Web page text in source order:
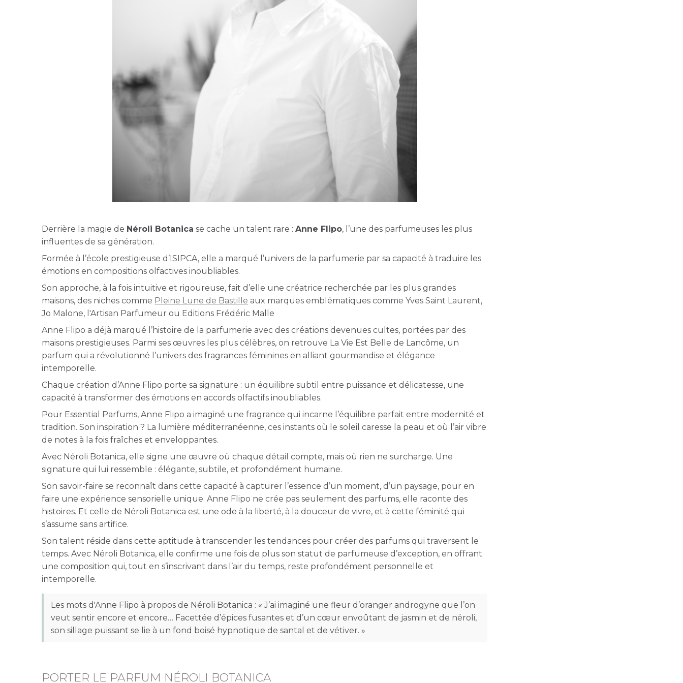
Derrière la magie de Néroli Botanica se cache un talent rare :Anne Flipo, l’une des parfumeuses les plus
influentes de sa génération.
Formée à l’école prestigieuse d’ISIPCA, elle a marqué l’univers de la parfumerie par sa capacité à traduire les
émotions en compositions olfactives inoubliables.
Son approche, à la fois intuitive et rigoureuse, fait d’elle une créatrice recherchée par les plus grandes
maisons, des niches comme Pleine Lune de Bastille aux marques emblématiques comme Yves Saint Laurent,
Jo Malone, l'Artisan Parfumeur ou Editions Frédéric Malle
Anne Flipo a déjà marqué l’histoire de la parfumerie avec des créations devenues cultes, portées par des
maisons prestigieuses. Parmi ses œuvres les plus célèbres, on retrouve La Vie Est Belle de Lancôme, un
parfum qui a révolutionné l’univers des fragrances féminines en alliant gourmandise et élégance
intemporelle.
Chaque création d’Anne Flipo porte sa signature : un équilibre subtil entre puissance et délicatesse, une
capacité à transformer des émotions en accords olfactifs inoubliables.
Pour Essential Parfums, Anne Flipo a imaginé une fragrance qui incarne l’équilibre parfait entre modernité et
tradition. Son inspiration ? La lumière méditerranéenne, ces instants où le soleil caresse la peau et où l’air vibre
de notes à la fois fraîches et enveloppantes.
Avec Néroli Botanica, elle signe une œuvre où chaque détail compte, mais où rien ne surcharge. Une
signature qui lui ressemble : élégante, subtile, et profondément humaine.
Son savoir-faire se reconnaît dans cette capacité à capturer l’essence d’un moment, d’un paysage, pour en
faire une expérience sensorielle unique. Anne Flipo ne crée pas seulement des parfums, elle raconte des
histoires. Et celle de Néroli Botanica est une ode à la liberté, à la douceur de vivre, et à cette féminité qui
s’assume sans artifice.
Son talent réside dans cette aptitude à transcender les tendances pour créer des parfums qui traversent le
temps. Avec Néroli Botanica, elle confirme une fois de plus son statut de parfumeuse d’exception, en offrant
une composition qui, tout en s’inscrivant dans l’air du temps, reste profondément personnelle et
intemporelle.
Les mots d'Anne Flipo à propos de Néroli Botanica : « J’ai imaginé une fleur d’oranger androgyne que l’on
veut sentir encore et encore… Facettée d’épices fusantes et d’un cœur envoûtant de jasmin et de néroli,
son sillage puissant se lie à un fond boisé hypnotique de santal et de vétiver. »
PORTER LE PARFUM NÉROLI BOTANICA